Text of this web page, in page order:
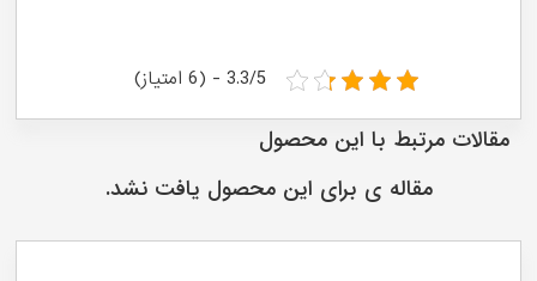
3.3/5 - (6 امتیاز)
مرتبط با این محصول
مقاله ی برای این محصول یافت نشد.